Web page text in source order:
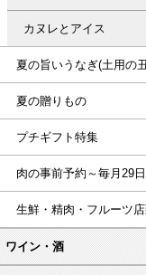
カヌレとアイス
夏の旨いうなぎ(土用の
夏の贈りもの
プチギフト特集
肉の事前予約～毎月29
生鮮・精肉・フルーツ
ワイン・酒